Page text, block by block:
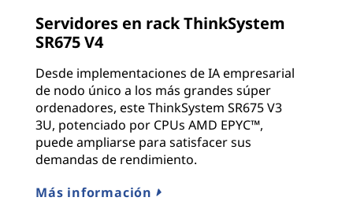
Servidores en rack ThinkSystem
SR675 V4
Desde implementaciones de IA empresarial
de nodo único a los más grandes súper
ordenadores, este ThinkSystem SR675 V3
3U, potenciado por CPUs AMD EPYC™,
puede ampliarse para satisfacer sus
demandas de rendimiento.
Más información